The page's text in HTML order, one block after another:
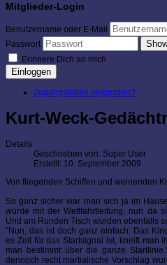
Mitglieder-Login
Benutzername oder E-Mail
Passwort
Erinnere Dich an mich
Einloggen
Zugangsdaten vergessen?
Kurt-Weck-
Details
Geschrieben von: Super User
Erstellt: 10. September 2009
Von fliegenden Schiffen und weinenden
So ganz sicher war man sich ja im
würde mit der Wettfahrtleitung, nun da
Und am Runden Tisch wurden ebenfalls
"Nun, das ist doch ganz einfach: Das
es Zeit für das Startsignal ist, kneift man
man bestimmt über die ganze
dennoch recht martialische Vorschlag